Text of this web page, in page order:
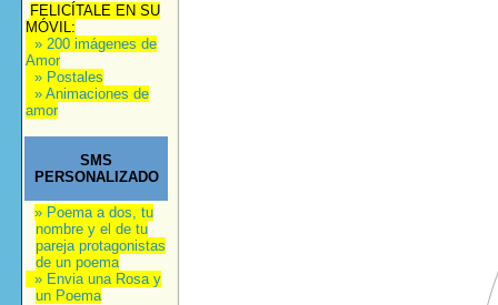
FELICÍTALE EN SU
MÓVIL:
» 200 imágenes de
Amor
» Postales
» Animaciones de
amor
SMS
PERSONALIZADO
» Poema a dos, tu
nombre y el de tu
pareja protagonistas
de un poema
» Envia una Rosa y
un Poema